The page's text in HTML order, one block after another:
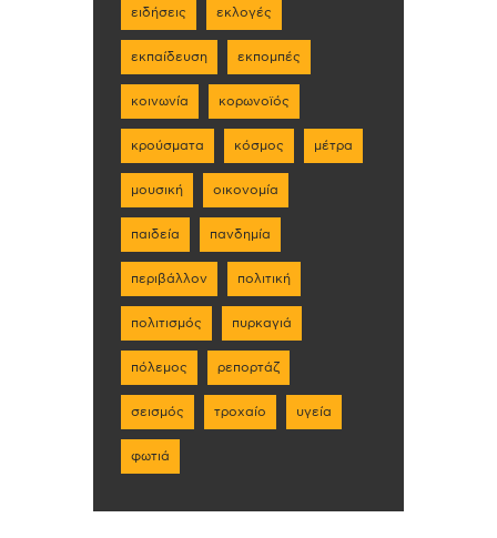
ειδήσεις εκλογές
εκπαίδευση εκπομπές
κοινωνία κορωνοϊός
κρούσματα κόσμος μέτρα
μουσική οικονομία
παιδεία πανδημία
περιβάλλον πολιτική
πολιτισμός πυρκαγιά
πόλεμος ρεπορτάζ
σεισμός τροχαίο υγεία
φωτιά